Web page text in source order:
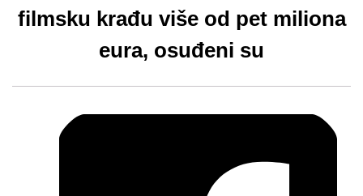
filmsku krađu više od pet miliona
eura, osuđeni su